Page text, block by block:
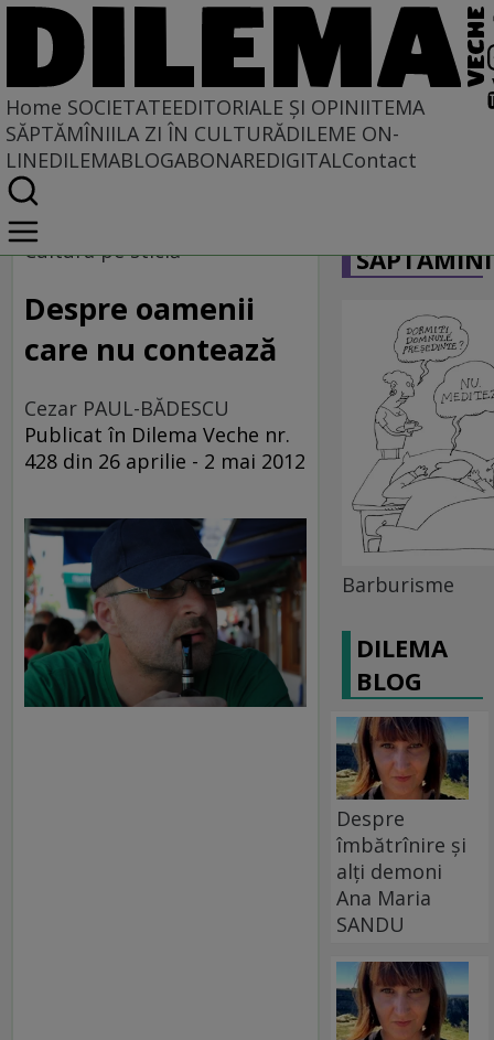
Home SOCIETATEEDITORIALE ȘI OPINIITEMA
SĂPTĂMÎNIILA ZI ÎN CULTURĂDILEME ON-
LINEDILEMABLOGABONAREDIGITALContact
Home
Societate
MASS COMEDIA
Cultura pe sticlă
Despre oamenii
care nu contează
Cezar PAUL-BĂDESCU
Publicat în Dilema Veche nr.
428 din 26 aprilie - 2 mai 2012
Barburisme
DILEMA
BLOG
Despre
îmbătrînire și
alți demoni
Ana Maria
SANDU